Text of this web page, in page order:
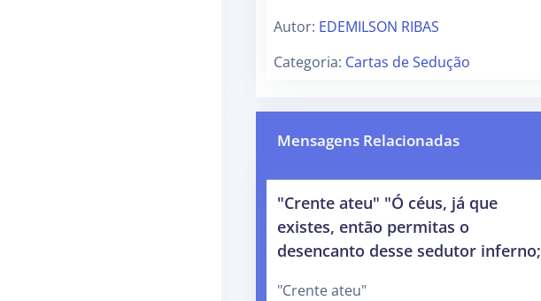
Autor: EDEMILSON RIBAS
Categoria: Cartas de Sedução
Mensagens Relacionadas
"Crente ateu" "Ó céus, já que
existes, então permitas o
desencanto desse sedutor inferno;
"Crente ateu"